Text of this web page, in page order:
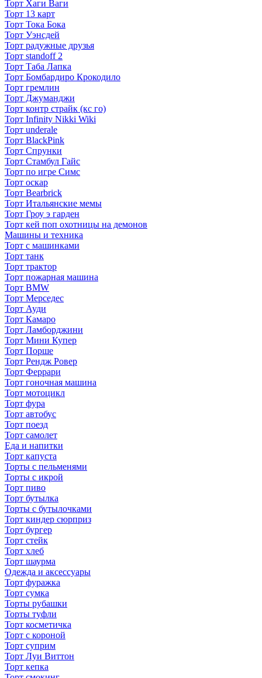
Торт Хаги Ваги
Торт 13 карт
Торт Тока Бока
Торт Уэнсдей
Торт радужные друзья
Торт standoff 2
Торт Таба Лапка
Торт Бомбардиро Крокодило
Торт гремлин
Торт Джуманджи
Торт контр страйк (кс го)
Торт Infinity Nikki Wiki
Торт underale
Торт BlackPink
Торт Спрунки
Торт Стамбул Гайс
Торт по игре Симс
Торт оскар
Торт Bearbrick
Торт Итальянские мемы
Торт Гроу э гарден
Торт кей поп охотницы на демонов
Машины и техника
Торт с машинками
Торт танк
Торт трактор
Торт пожарная машина
Торт BMW
Торт Мерседес
Торт Ауди
Торт Камаро
Торт Ламборджини
Торт Мини Купер
Торт Порше
Торт Рендж Ровер
Торт Феррари
Торт гоночная машина
Торт мотоцикл
Торт фура
Торт автобус
Торт поезд
Торт самолет
Еда и напитки
Торт капуста
Торты с пельменями
Торты с икрой
Торт пиво
Торт бутылка
Торты с бутылочками
Торт киндер сюрприз
Торт бургер
Торт стейк
Торт хлеб
Торт шаурма
Одежда и аксессуары
Торт фуражка
Торт сумка
Торты рубашки
Торты туфли
Торт косметичка
Торт с короной
Торт суприм
Торт Луи Виттон
Торт кепка